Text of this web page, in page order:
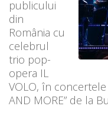
publicului
din
România cu
celebrul
trio pop-
opera IL
VOLO, în concertele
AND MORE” de la